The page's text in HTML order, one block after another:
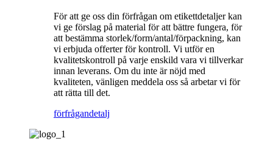
För att ge oss din förfrågan om etikettdetaljer kan
vi ge förslag på material för att bättre fungera, för
att bestämma storlek/form/antal/förpackning, kan
vi erbjuda offerter för kontroll. Vi utför en
kvalitetskontroll på varje enskild vara vi tillverkar
innan leverans. Om du inte är nöjd med
kvaliteten, vänligen meddela oss så arbetar vi för
att rätta till det.
förfrågandetalj